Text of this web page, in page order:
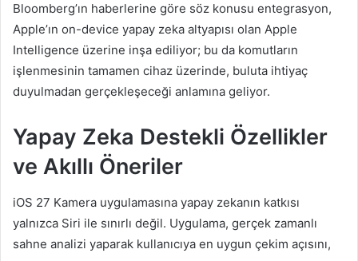
Bloomberg’ın haberlerine göre söz konusu entegrasyon,
Apple’ın on-device yapay zeka altyapısı olan Apple
Intelligence üzerine inşa ediliyor; bu da komutların
işlenmesinin tamamen cihaz üzerinde, buluta ihtiyaç
duyulmadan gerçekleşeceği anlamına geliyor.
Yapay Zeka Destekli Özellikler
ve Akıllı Öneriler
iOS 27 Kamera uygulamasına yapay zekanın katkısı
yalnızca Siri ile sınırlı değil. Uygulama, gerçek zamanlı
sahne analizi yaparak kullanıcıya en uygun çekim açısını,